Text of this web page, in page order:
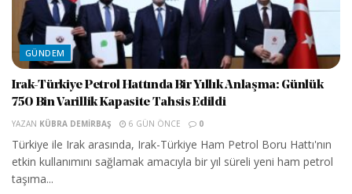
GÜNDEM
Irak-Türkiye Petrol Hattında Bir Yıllık Anlaşma: Günlük
750 Bin Varillik Kapasite Tahsis Edildi
YAZAN KÜBRA DEMIRBAŞ 6 GÜN ÖNCE 0
Türkiye ile Irak arasında, Irak-Türkiye Ham Petrol Boru Hattı'nın
etkin kullanımını sağlamak amacıyla bir yıl süreli yeni ham petrol
taşıma...